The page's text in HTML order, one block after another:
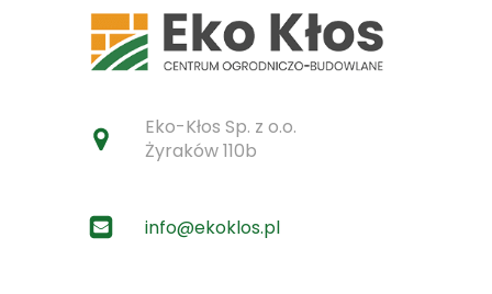
Eko-Kłos Sp. z o.o.
Żyraków 110b
info@ekoklos.pl